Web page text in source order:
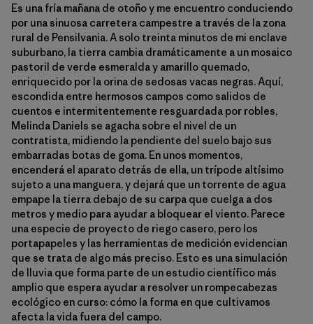
Es una fría mañana de otoño y me encuentro conduciendo
por una sinuosa carretera campestre a través de la zona
rural de Pensilvania. A solo treinta minutos de mi enclave
suburbano, la tierra cambia dramáticamente a un mosaico
pastoril de verde esmeralda y amarillo quemado,
enriquecido por la orina de sedosas vacas negras. Aquí,
escondida entre hermosos campos como salidos de
cuentos e intermitentemente resguardada por robles,
Melinda Daniels se agacha sobre el nivel de un
contratista, midiendo la pendiente del suelo bajo sus
embarradas botas de goma. En unos momentos,
encenderá el aparato detrás de ella, un trípode altísimo
sujeto a una manguera, y dejará que un torrente de agua
empape la tierra debajo de su carpa que cuelga a dos
metros y medio para ayudar a bloquear el viento. Parece
una especie de proyecto de riego casero, pero los
portapapeles y las herramientas de medición evidencian
que se trata de algo más preciso. Esto es una simulación
de lluvia que forma parte de un estudio científico más
amplio que espera ayudar a resolver un rompecabezas
ecológico en curso: cómo la forma en que cultivamos
afecta la vida fuera del campo.